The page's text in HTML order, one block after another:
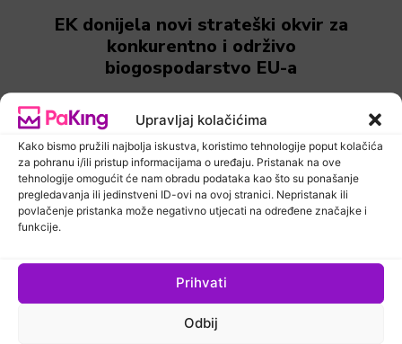
Upravljaj kolačićima
Kako bismo pružili najbolja iskustva, koristimo tehnologije poput kolačića
za pohranu i/ili pristup informacijama o uređaju. Pristanak na ove
tehnologije omogućit će nam obradu podataka kao što su ponašanje
pregledavanja ili jedinstveni ID-ovi na ovoj stranici. Nepristanak ili
povlačenje pristanka može negativno utjecati na određene značajke i
funkcije.
Prihvati
Odbij
EK donijela novi strateški okvir za
konkurentno i održivo
biogospodarstvo EU-a
PaKing Hrvatska